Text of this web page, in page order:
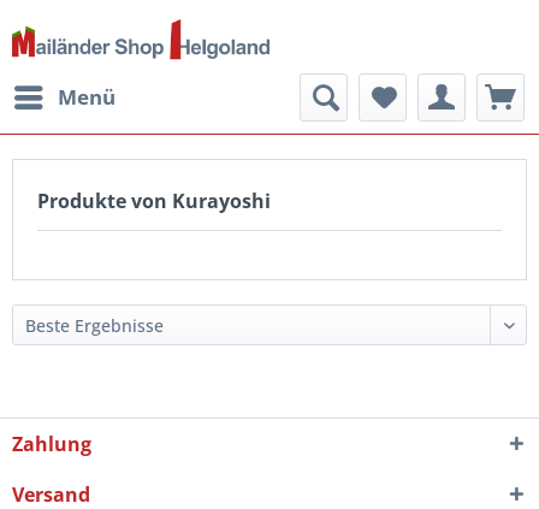
Menü
Produkte von Kurayoshi
Zahlung
Versand